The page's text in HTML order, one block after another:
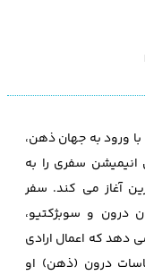
ورود به جهان ذهن،
انیمیشن سفری را به
آغاز می کند. سفر
درون و سوبژکتیو،
دهد که اعمال ارادی
درون (ذهن) او